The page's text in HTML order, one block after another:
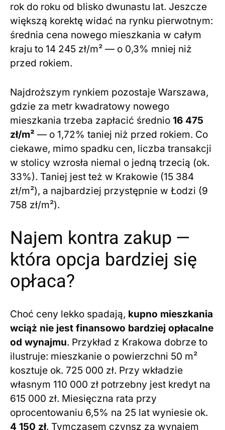
rok do roku od blisko dwunastu lat. Jeszcze
większą korektę widać na rynku pierwotnym:
średnia cena nowego mieszkania w całym
kraju to 14 245 zł/m² — o 0,3% mniej niż
przed rokiem.
Najdroższym rynkiem pozostaje Warszawa,
gdzie za metr kwadratowy nowego
mieszkania trzeba zapłacić średnio 16 475
zł/m² — o 1,72% taniej niż przed rokiem. Co
ciekawe, mimo spadku cen, liczba transakcji
w stolicy wzrosła niemal o jedną trzecią (ok.
33%). Taniej jest też w Krakowie (15 384
zł/m²), a najbardziej przystępnie w Łodzi (9
758 zł/m²).
Najem kontra zakup —
która opcja bardziej się
opłaca?
Choć ceny lekko spadają, kupno mieszkania
wciąż nie jest finansowo bardziej opłacalne
od wynajmu. Przykład z Krakowa dobrze to
ilustruje: mieszkanie o powierzchni 50 m²
kosztuje ok. 725 000 zł. Przy wkładzie
własnym 110 000 zł potrzebny jest kredyt na
615 000 zł. Miesięczna rata przy
oprocentowaniu 6,5% na 25 lat wyniesie ok.
4 150 zł. Tymczasem czynsz za wynajem